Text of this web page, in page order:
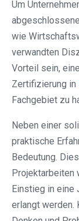
Um
wie
verwandten
Vorteil sein,
Zertifizierung in
Fachgebiet zu
Neben einer
praktische
Bedeutung.
Projektarbeiten
Einstieg in eine
erlangt werden.